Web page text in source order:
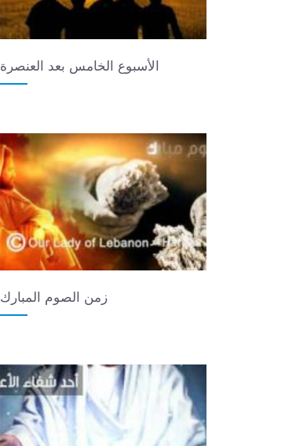
الأسبوع الخامس بعد العنصرة
زمن الصوم المبارك